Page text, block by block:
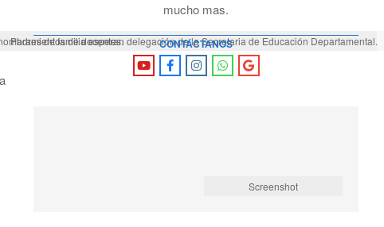
de docentes.
Padres de familia esperan delegación de la Secretaria de Educación Departamental.
mucho mas.
CONTÁCTANOS
Screenshot